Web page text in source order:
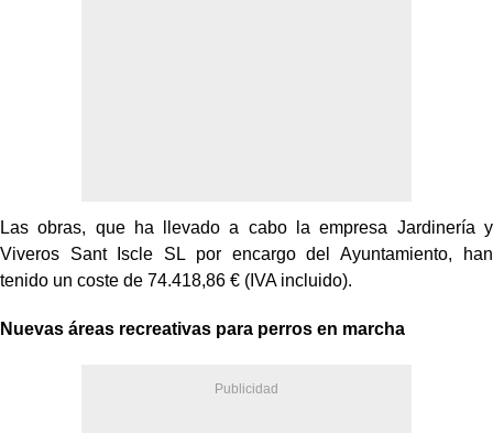
Las obras, que ha llevado a cabo la empresa Jardinería y
Viveros Sant Iscle SL por encargo del Ayuntamiento, han
tenido un coste de 74.418,86 € (IVA incluido).
Nuevas áreas recreativas para perros en marcha